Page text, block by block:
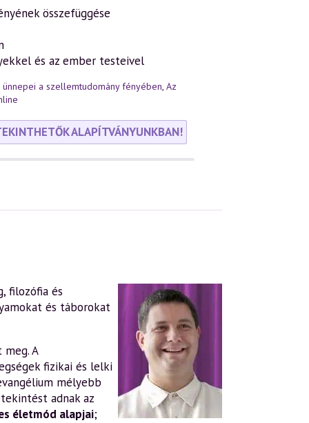
összefüggése
és az ember testeivel
a szellemtudomány fényében, Az
ALAPÍTVÁNYUNKBAN!
filozófia és
és táborokat
A
fizikai és lelki
mélyebb
adnak az
életmód alapjai;